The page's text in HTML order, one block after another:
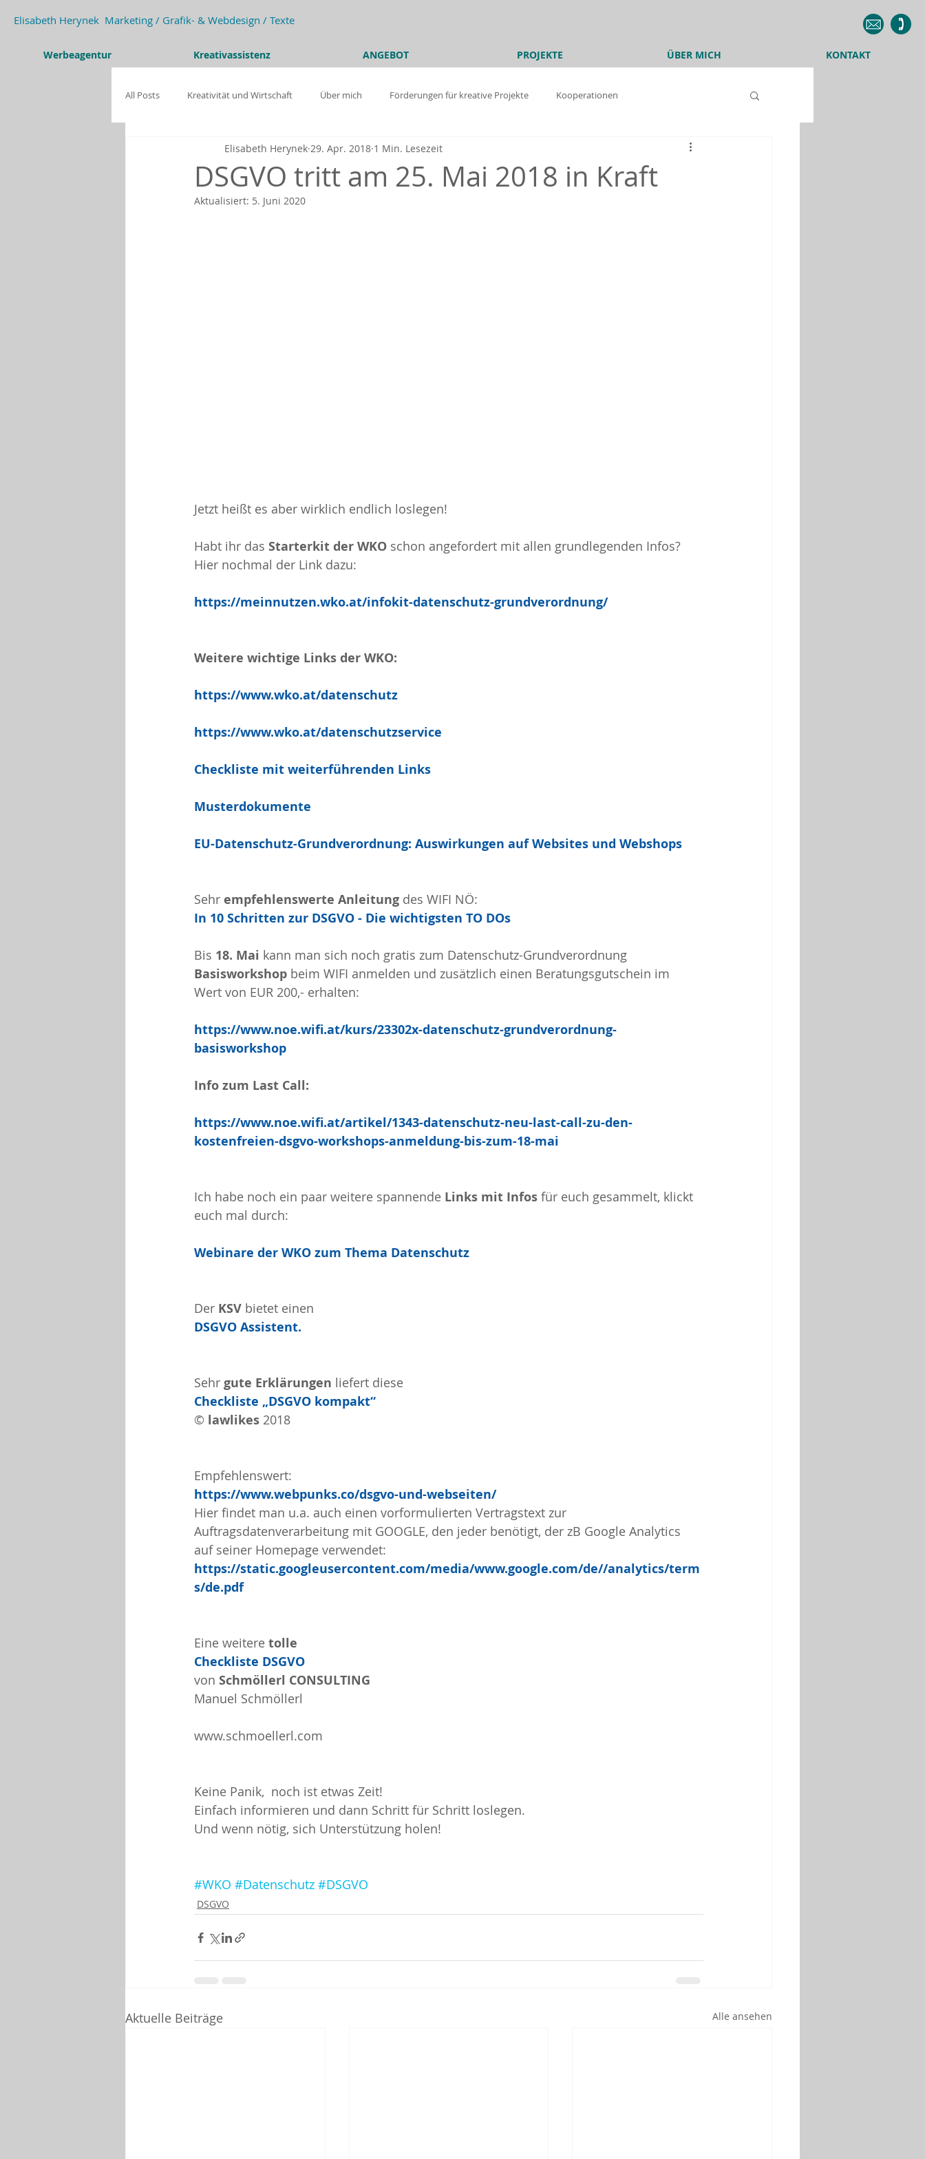
Elisabeth Herynek Marketing / Grafik- & Webdesign / Texte
Werbeagentur Kreativassistenz ANGEBOT PROJEKTE ÜBER MICH KONTAKT
All Posts Kreativität und Wirtschaft Über mich Förderungen für kreative Projekte Kooperationen
Kreativität und Wirtschaft Förderungen für kreative Projekte
DSGVO KI
DSGVO tritt am 25. Mai 2018 in Kraft
Elisabeth Herynek 29. Apr. 2018 1 Min. Lesezeit
Aktualisiert: 5. Juni 2020
Jetzt heißt es aber wirklich endlich loslegen!
Habt ihr das Starterkit der WKO schon angefordert mit allen grundlegenden Infos?
Hier nochmal der Link dazu:
https://meinnutzen.wko.at/infokit-datenschutz-grundverordnung/
Weitere wichtige Links der WKO:
https://www.wko.at/datenschutz
https://www.wko.at/datenschutzservice
Checkliste mit weiterführenden Links
Musterdokumente
EU-Datenschutz-Grundverordnung: Auswirkungen auf Websites und Webshops
Sehr empfehlenswerte Anleitung des WIFI NÖ:
In 10 Schritten zur DSGVO - Die wichtigsten TO DOs
Bis 18. Mai kann man sich noch gratis zum Datenschutz-Grundverordnung
Basisworkshop beim WIFI anmelden und zusätzlich einen Beratungsgutschein im
Wert von EUR 200,- erhalten:
https://www.noe.wifi.at/kurs/23302x-datenschutz-grundverordnung-
basisworkshop
Info zum Last Call:
https://www.noe.wifi.at/artikel/1343-datenschutz-neu-last-call-zu-den-
kostenfreien-dsgvo-workshops-anmeldung-bis-zum-18-mai
Ich habe noch ein paar weitere spannende Links mit Infos für euch gesammelt, klickt
euch mal durch:
Webinare der WKO zum Thema Datenschutz
Der KSV bietet einen
DSGVO Assistent.
Sehr gute Erklärungen liefert diese
Checkliste „DSGVO kompakt“
© lawlikes 2018
Empfehlenswert:
https://www.webpunks.co/dsgvo-und-webseiten/
Hier findet man u.a. auch einen vorformulierten Vertragstext zur
Auftragsdatenverarbeitung mit GOOGLE, den jeder benötigt, der zB Google Analytics
auf seiner Homepage verwendet:
https://static.googleusercontent.com/media/www.google.com/de//analytics/term
s/de.pdf
Eine weitere tolle
Checkliste DSGVO
von Schmöllerl CONSULTING
Manuel Schmöllerl
www.schmoellerl.com
Keine Panik,  noch ist etwas Zeit!
Einfach informieren und dann Schritt für Schritt loslegen.
Und wenn nötig, sich Unterstützung holen!
#WKO #Datenschutz #DSGVO
DSGVO
Aktuelle Beiträge Alle ansehen